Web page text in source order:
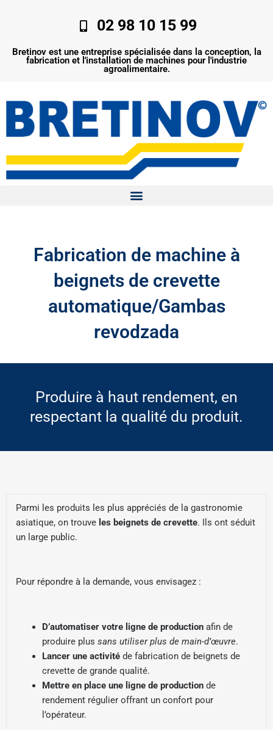
02 98 10 15 99
Bretinov est une entreprise spécialisée dans la conception, la
fabrication et l'installation de machines pour l'industrie
agroalimentaire.
Fabrication de machine à
beignets de crevette
automatique/Gambas
revodzada
Produire à haut rendement, en
respectant la qualité du produit.
Parmi les produits les plus appréciés de la gastronomie
asiatique, on trouve les beignets de crevette. Ils ont séduit
un large public.
Pour répondre à la demande, vous envisagez :
D’automatiser votre ligne de productionafin de
produire plussans utiliser plus de main-d’œuvre.
Lancer une activité de fabrication de beignets de
crevette de grande qualité.
Mettre en place une ligne de productionde
rendement régulier offrant un confort pour
l’opérateur.